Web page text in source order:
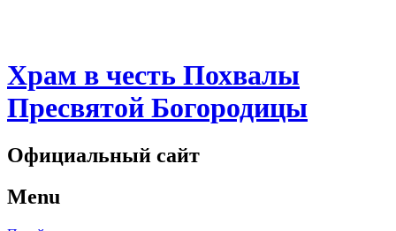
Храм в честь Похвалы
Пресвятой Богородицы
Официальный сайт
Menu